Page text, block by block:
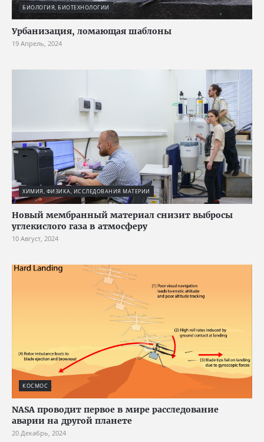
БИОЛОГИЯ, БИОТЕХНОЛОГИИ
Урбанизация, ломающая шаблоны
19 Апрель, 2024
ХИМИЯ, ФИЗИКА, ИССЛЕДОВАНИЯ МАТЕРИИ
Новый мембранный материал снизит выбросы
углекислого газа в атмосферу
10 Август, 2024
КОСМОС
NASA проводит первое в мире расследование
аварии на другой планете
20 Декабрь, 2024